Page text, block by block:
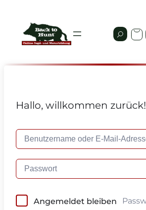
Hallo, willkommen zurück!
Angemeldet bleiben